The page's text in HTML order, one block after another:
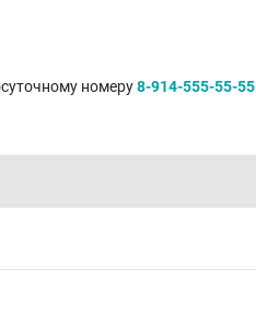
номеру8-914-555-55-55